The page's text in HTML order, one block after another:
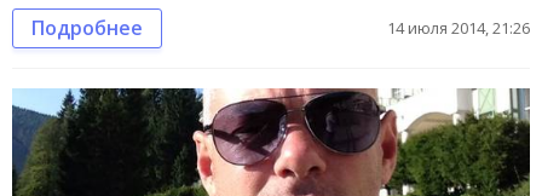
Подробнее 14 июля 2014, 21:26